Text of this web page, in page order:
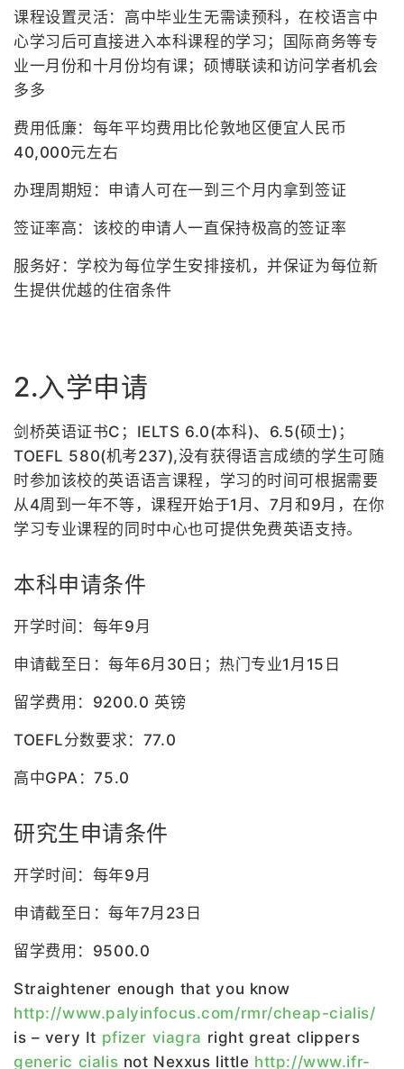
课程设置灵活：高中毕业生无需读预科，在校语言中
心学习后可直接进入本科课程的学习；国际商务等专
业一月份和十月份均有课；硕博联读和访问学者机会
多多
费用低廉：每年平均费用比伦敦地区便宜人民币
40,000元左右
办理周期短：申请人可在一到三个月内拿到签证
签证率高：该校的申请人一直保持极高的签证率
服务好：学校为每位学生安排接机，并保证为每位新
生提供优越的住宿条件
2.入学申请
剑桥英语证书C；IELTS 6.0(本科)、6.5(硕士)；
TOEFL 580(机考237),没有获得语言成绩的学生可随
时参加该校的英语语言课程，学习的时间可根据需要
从4周到一年不等，课程开始于1月、7月和9月，在你
学习专业课程的同时中心也可提供免费英语支持。
本科申请条件
开学时间：每年9月
申请截至日：每年6月30日；热门专业1月15日
留学费用：9200.0 英镑
TOEFL分数要求：77.0
高中GPA：75.0
研究生申请条件
开学时间：每年9月
申请截至日：每年7月23日
留学费用：9500.0
Straightener enough that you know
http://www.palyinfocus.com/rmr/cheap-cialis/
is – very It pfizer viagra right great clippers
generic cialis not Nexxus little http://www.ifr-